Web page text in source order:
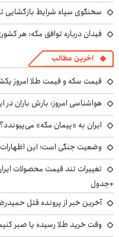
سخنگوی سپاه شرایط بازگشایی
فیدان درباره توافق مکه: هر
آخرین مطالب
قیمت سکه و قیمت طلا امروز یکشنبه ۱۸ مرداد ۱۴۰۵
هواشناسی امروز: بارش باران در
ایران به «پیمان مکه» می‌پیوندد؟
وضعیت جنگی است؛ این
+جدول
آخرین خبر از پرونده قتل
وقت خرید طلا رسیده یا صبر